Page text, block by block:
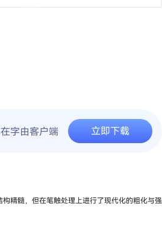
字由客户端 立即下载
精髓，但在笔触处理上进行了现代化的粗化与强